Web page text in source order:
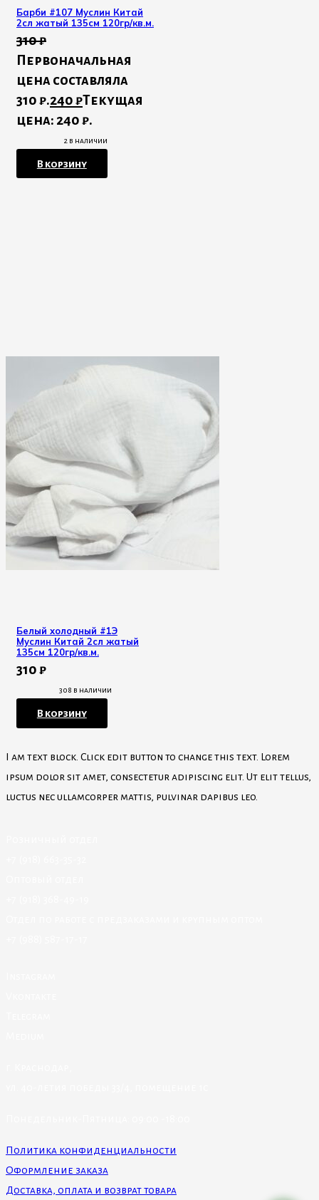
Барби #107 Муслин Китай
2сл жатый 135см 120гр/кв.м.
310₽
Первоначальная
цена составляла
310 ₽.240₽Текущая
цена: 240 ₽.
2 в наличии
В корзину
Белый холодный #1Э
Муслин Китай 2сл жатый
135см 120гр/кв.м.
310₽
308 в наличии
В корзину
I am text block. Click edit button to change this text. Lorem
ipsum dolor sit amet, consectetur adipiscing elit. Ut elit tellus,
luctus nec ullamcorper mattis, pulvinar dapibus leo.
Политика конфиденциальности
Оформление заказа
Доставка, оплата и возврат товара